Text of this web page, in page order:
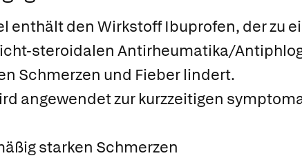
enthält den Wirkstoff Ibuprofen, der zu
steroidalen Antirheumatika/
Schmerzen und Fieber lindert.
angewendet zur kurzzeitigen
starken Schmerzen